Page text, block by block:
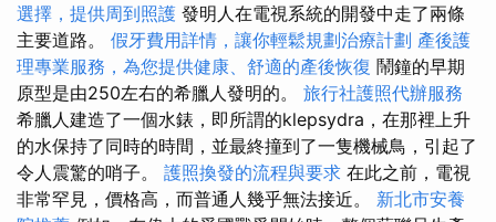
選擇，提供周到照護 發明人在電視系統的開發中走了兩條
主要道路。 假牙費用詳情，讓你輕鬆規劃治療計劃 產後護
理專業服務，為您提供健康、舒適的產後恢復 鬧鐘的早期
原型是由250左右的希臘人發明的。 旅行社護照代辦服務
希臘人建造了一個水錶，即所謂的klepsydra，在那裡上升
的水保持了同時的時間，並最終撞到了一隻機械鳥，引起了
令人震驚的哨子。 護照換發的流程與要求 在此之前，電視
非常罕見，價格高，而普通人幾乎無法接近。 新北市安養